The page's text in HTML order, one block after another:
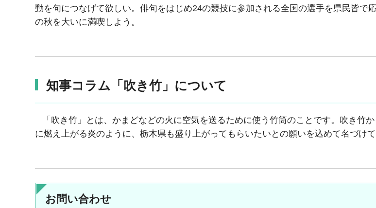
動を句につなげて欲しい。俳句をはじめ24の競技に参加される全国の選手を県民皆で
の秋を大いに満喫しよう。
知事コラム「吹き竹」について
「吹き竹」とは、かまどなどの火に空気を送るために使う竹筒のことです。吹き竹
に燃え上がる炎のように、栃木県も盛り上がってもらいたいとの願いを込めて名づけて
お問い合わせ